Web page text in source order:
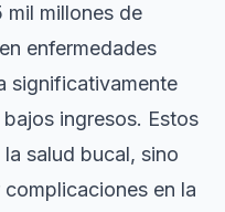
mil millones de
enfermedades
significativamente
ingresos. Estos
salud bucal, sino
en la